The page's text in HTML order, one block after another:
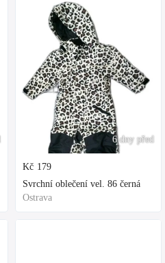
6 dny před
Kč 179
Svrchní oblečení vel. 86 černá
Ostrava